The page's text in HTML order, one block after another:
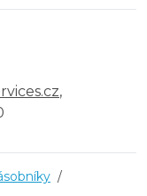
,
/